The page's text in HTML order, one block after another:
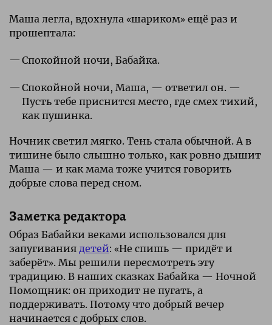
Маша легла, вдохнула «шариком» ещё раз и
прошептала:
Спокойной ночи, Бабайка.
Спокойной ночи, Маша, — ответил он. —
Пусть тебе приснится место, где смех тихий,
как пушинка.
Ночник светил мягко. Тень стала обычной. А в
тишине было слышно только, как ровно дышит
Маша — и как мама тоже учится говорить
добрые слова перед сном.
Заметка редактора
Образ Бабайки веками использовался для
запугивания детей: «Не спишь — придёт и
заберёт». Мы решили пересмотреть эту
традицию. В наших сказках Бабайка — Ночной
Помощник: он приходит не пугать, а
поддерживать. Потому что добрый вечер
начинается с добрых слов.